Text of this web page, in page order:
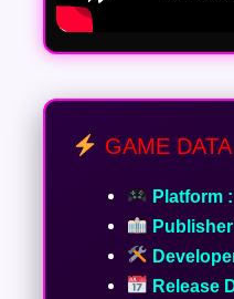
GAME DATA
Platform :
Release